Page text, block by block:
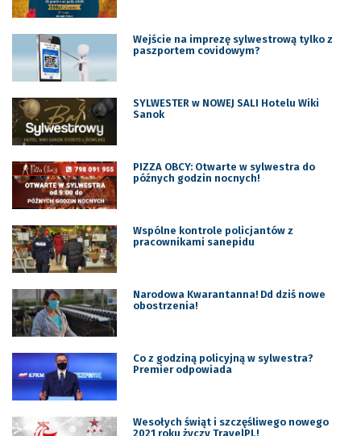
Wejście na imprezę sylwestrową tylko z
paszportem covidowym?
SYLWESTER w NOWEJ SALI Hotelu Wiki
Sanok
PIZZA OBCY: Otwarte w sylwestra do
późnych godzin nocnych!
Wspólne kontrole policjantów z
pracownikami sanepidu
Narodowa Kwarantanna! Dd dziś nowe
obostrzenia!
Co z godziną policyjną w sylwestra?
Premier odpowiada
Wesołych świąt i szczęśliwego nowego
2021 roku życzy TravelPL!